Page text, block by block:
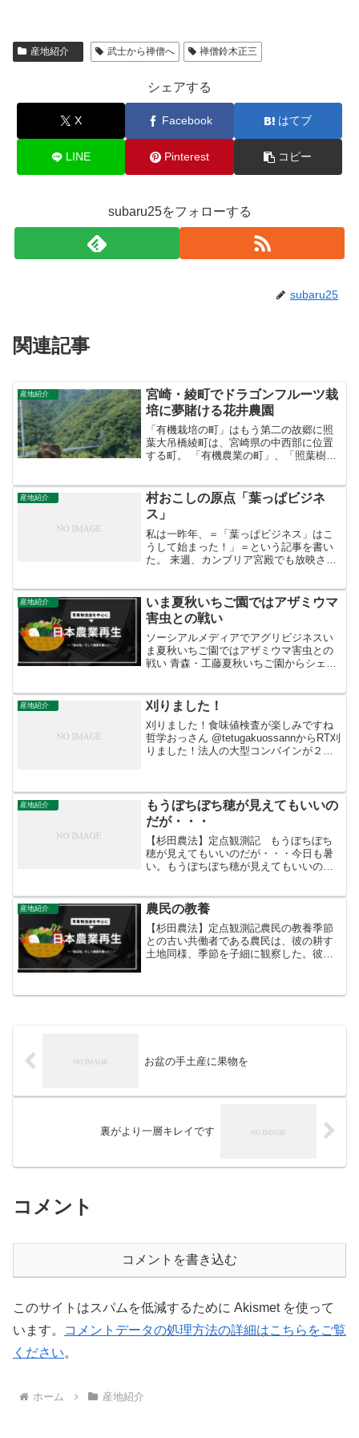
産地紹介 武士から禅僧へ 禅僧鈴木正三
シェアする
X Facebook はてブ
LINE Pinterest コピー
subaru25をフォローする
subaru25
関連記事
産地紹介
宮崎・綾町でドラゴンフルーツ栽
培に夢賭ける花井農園
「有機栽培の町」はもう第二の故郷に照
葉大吊橋綾町は、宮崎県の中西部に位置
する町。 「有機農業の町」、「照葉樹林
林が残ったのは拡大造林（スギなどの人
工林に植え替える）が叫...
産地紹介
村おこしの原点「葉っぱビジネ
ス」
私は一昨年、＝「葉っぱビジネス」はこ
うして始まった！」＝という記事を書い
た。 来週、カンブリア宮殿でも放映され
の販売をする株式会社いろどりという第
三セクターで運営され...
産地紹介
いま夏秋いちご園ではアザミウマ
害虫との戦い
ソーシアルメディアでアグリビジネスい
ま夏秋いちご園ではアザミウマ害虫との
戦い 青森・工藤夏秋いちご園からシェア
時期、この花を守る事がとても重要にな
ってきます。というのも...
産地紹介 刈りました！
刈りました！食味値検査が楽しみですね
哲学おっさん‏ @tetugakuossannからRT刈
りました！法人の大型コンバインが２台
産地紹介
もうぼちぼち穂が見えてもいいの
だが・・・
【杉田農法】定点観測記 もうぼちぼち
穂が見えてもいいのだが・・・今日も暑
い。もうぼちぼち穂が見えてもいいのだ
い。
産地紹介 農民の教養
【杉田農法】定点観測記農民の教養季節
との古い共働者である農民は、彼の耕す
土地同様、季節を子細に観察した。彼
を測定することを学んだ。彼はまた、人
お盆の手土産に果物を
裏がより一層キレイです
コメント
コメントを書き込む
このサイトはスパムを低減するために Akismet を使って
います。
コメントデータの処理方法の詳細はこちらをご覧
ください。
ホーム 産地紹介